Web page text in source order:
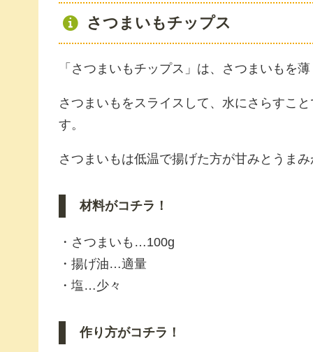
さつまいもチップス
「さつまいもチップス」は、さつまいもを
さつまいもをスライスして、水にさらすこ
す。
さつまいもは低温で揚げた方が甘みとうま
材料がコチラ！
・さつまいも…100g
・揚げ油…適量
・塩…少々
作り方がコチラ！